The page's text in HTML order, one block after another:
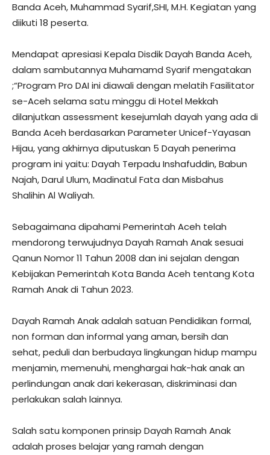
Banda Aceh, Muhammad Syarif,SHI, M.H. Kegiatan yang
diikuti 18 peserta.
Mendapat apresiasi Kepala Disdik Dayah Banda Aceh,
dalam sambutannya Muhamamd Syarif mengatakan
;“Program Pro DAI ini diawali dengan melatih Fasilitator
se-Aceh selama satu minggu di Hotel Mekkah
dilanjutkan assessment kesejumlah dayah yang ada di
Banda Aceh berdasarkan Parameter Unicef-Yayasan
Hijau, yang akhirnya diputuskan 5 Dayah penerima
program ini yaitu: Dayah Terpadu Inshafuddin, Babun
Najah, Darul Ulum, Madinatul Fata dan Misbahus
Shalihin Al Waliyah.
Sebagaimana dipahami Pemerintah Aceh telah
mendorong terwujudnya Dayah Ramah Anak sesuai
Qanun Nomor 11 Tahun 2008 dan ini sejalan dengan
Kebijakan Pemerintah Kota Banda Aceh tentang Kota
Ramah Anak di Tahun 2023.
Dayah Ramah Anak adalah satuan Pendidikan formal,
non forman dan informal yang aman, bersih dan
sehat, peduli dan berbudaya lingkungan hidup mampu
menjamin, memenuhi, menghargai hak-hak anak an
perlindungan anak dari kekerasan, diskriminasi dan
perlakukan salah lainnya.
Salah satu komponen prinsip Dayah Ramah Anak
adalah proses belajar yang ramah dengan